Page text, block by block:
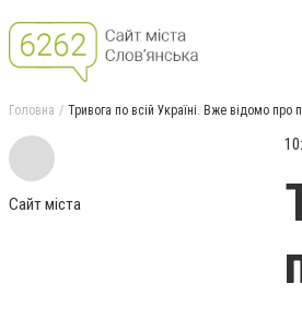
Головна Тривога по всій Україні. Вже відомо
Сайт міста